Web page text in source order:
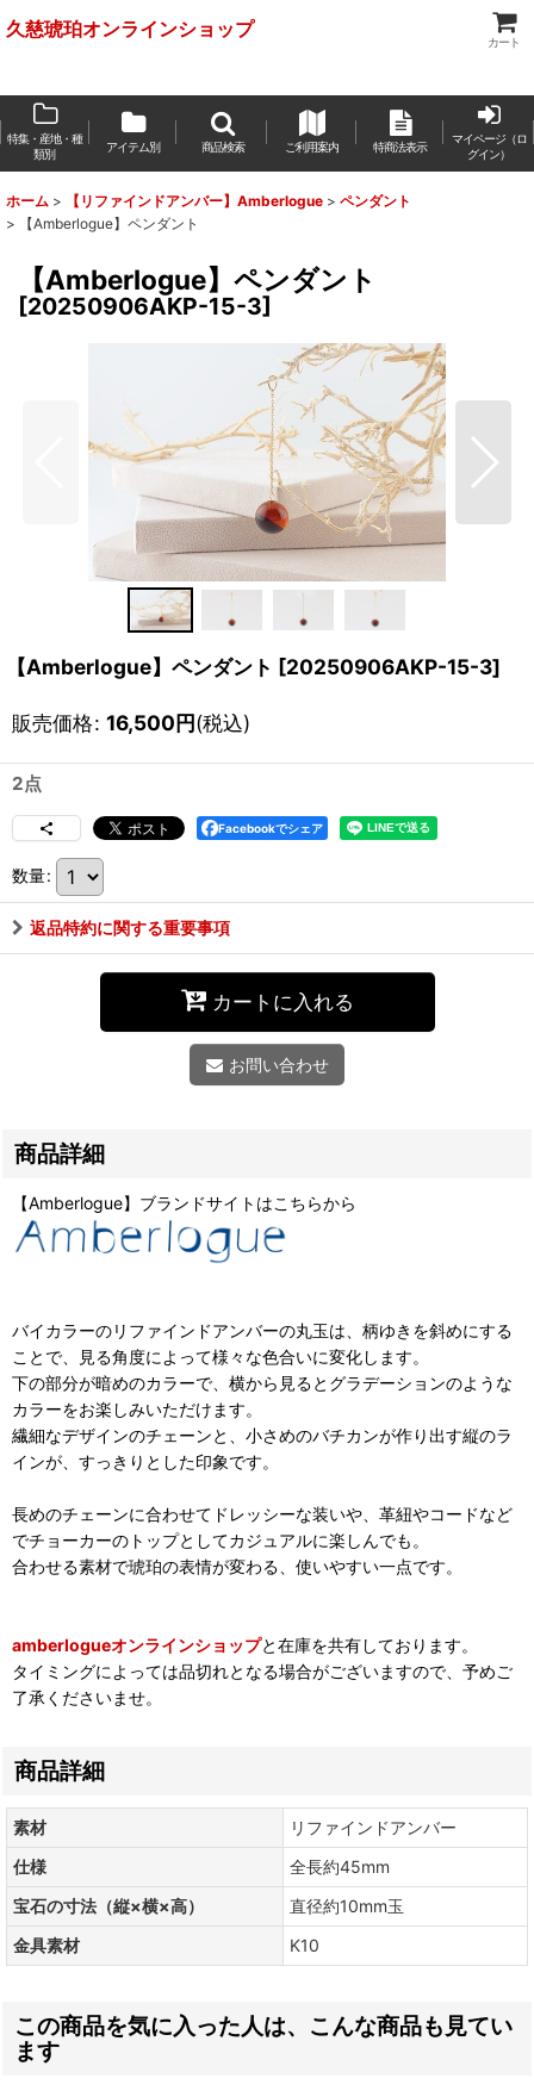
久慈琥珀オンラインショップ
カート
特集・産地・種
類別
アイテム別 商品検索 ご利用案内 特商法表示
マイページ（ロ
グイン）
ホーム > 【リファインドアンバー】Amberlogue > ペンダント
>
【Amberlogue】ペンダント
【Amberlogue】ペンダント
[20250906AKP-15-3]
【Amberlogue】ペンダント [20250906AKP-15-3]
販売価格: 16,500円(税込)
2点
Facebookでシェア
数量:
返品特約に関する重要事項
カートに入れる
お問い合わせ
商品詳細
【Amberlogue】ブランドサイトはこちらから
バイカラーのリファインドアンバーの丸玉は、柄ゆきを斜めにする
ことで、見る角度によって様々な色合いに変化します。
下の部分が暗めのカラーで、横から見るとグラデーションのような
カラーをお楽しみいただけます。
繊細なデザインのチェーンと、小さめのバチカンが作り出す縦のラ
インが、すっきりとした印象です。
長めのチェーンに合わせてドレッシーな装いや、革紐やコードなど
でチョーカーのトップとしてカジュアルに楽しんでも。
合わせる素材で琥珀の表情が変わる、使いやすい一点です。
amberlogueオンラインショップと在庫を共有しております。
タイミングによっては品切れとなる場合がございますので、予めご
了承くださいませ。
商品詳細
素材
リファインドアンバー
仕様
全長約45mm
宝石の寸法（縦×横×高）
直径約10mm玉
金具素材
K10
この商品を気に入った人は、こんな商品も見てい
ます